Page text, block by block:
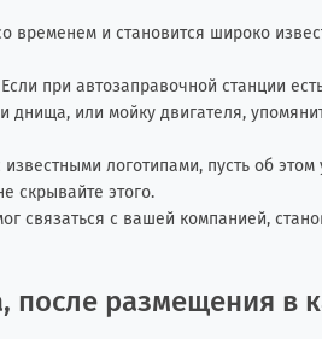
временем и становится широко
при автозаправочной станции
днища, или мойку двигателя,
логотипами, пусть об этом
скрывайте этого.
связаться с вашей компанией,
размещения в